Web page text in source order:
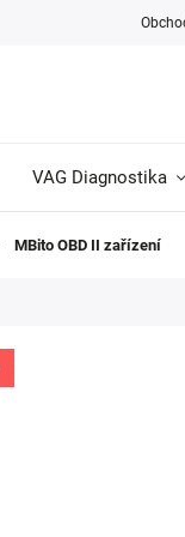
VAG Diagnostika
MBito OBD II zařízení